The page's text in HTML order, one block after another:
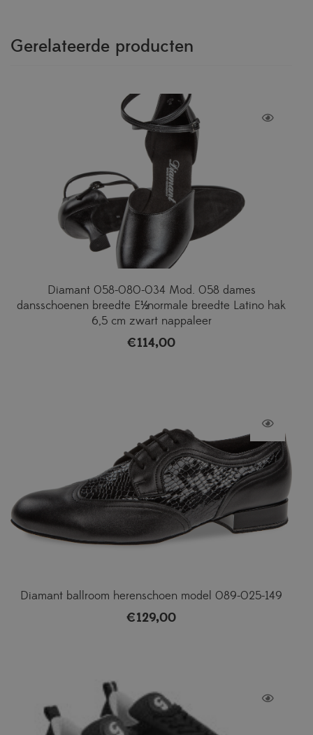
Gerelateerde producten
Diamant 058-080-034 Mod. 058 dames
dansschoenen breedte E½ normale breedte Latino hak
6,5 cm zwart nappaleer
€114,00
Diamant ballroom herenschoen model 089-025-149
€129,00